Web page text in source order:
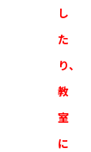
し
た
り、
教
室
に